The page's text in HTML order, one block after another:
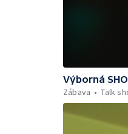
Výborná
Zábava
Talk